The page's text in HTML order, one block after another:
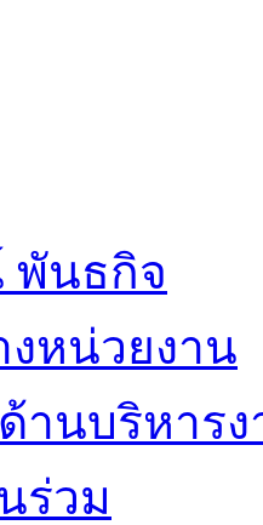
พันธกิจ
งหน่วยงาน
านบริหาร
ร่วม